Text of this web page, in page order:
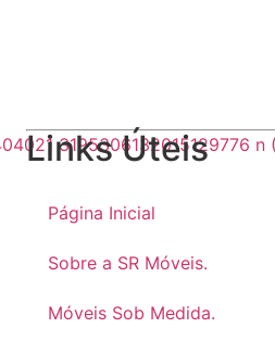
Links Úteis
Página Inicial
Sobre a SR Móveis.
Móveis Sob Medida.